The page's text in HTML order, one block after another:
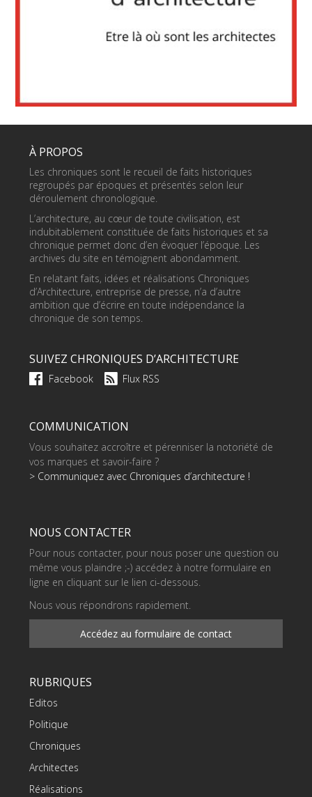
À PROPOS
Les chroniques sont le recueil de faits historiques
regroupés par époques et présentés selon leur
déroulement chronologique.
L’architecture, au cœur de toute civilisation, est
indubitablement constituée de faits historiques et sa
chronique permet donc d’en évoquer l’époque. Les
archives du site en témoignent abondamment.
En relatant faits, idées et réalisations Chroniques
d’Architecture, entreprise de presse, n’a d’autre
ambition que d’écrire en toute indépendance la
chronique de son temps.
SUIVEZ CHRONIQUES D’ARCHITECTURE
Facebook Flux RSS
COMMUNICATION
Vous souhaitez accroître et pérenniser la notoriété de
vos marques et savoir-faire ?
> Communiquez avec Chroniques d’architecture !
NOUS CONTACTER
Pour nous contacter, pour nous poser une question ou
même vous plaindre ;-) accédez à notre formulaire en
ligne en cliquant sur le lien ci-dessous.
Nous vous répondrons rapidement.
Accédez au formulaire de contact
RUBRIQUES
Editos
Politique
Chroniques
Architectes
Réalisations